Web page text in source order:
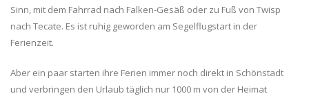
Sinn, mit dem Fahrrad nach Falken-Gesäß oder zu Fuß von Twisp
nach Tecate. Es ist ruhig geworden am Segelflugstart in der
Ferienzeit.
Aber ein paar starten ihre Ferien immer noch direkt in Schönstadt
und verbringen den Urlaub täglich nur 1000 m von der Heimat